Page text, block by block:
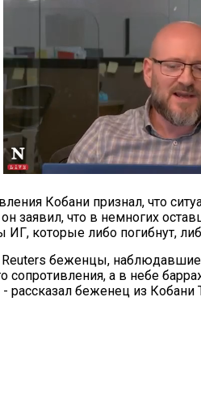
Кобани признал, что
заявил, что в немногих
которые либо погибнут,
Reuters беженцы,
сопротивления, а в небе
рассказал беженец из Кобани